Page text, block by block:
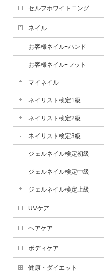
セルフホワイトニング
ネイル
お客様ネイルｰハンド
お客様ネイルｰフット
マイネイル
ネイリスト検定1級
ネイリスト検定2級
ネイリスト検定3級
ジェルネイル検定初級
ジェルネイル検定中級
ジェルネイル検定上級
UVケア
ヘアケア
ボディケア
健康・ダイエット